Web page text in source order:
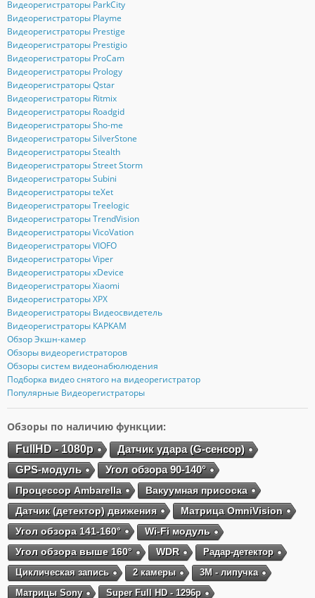
Видеорегистраторы ParkCity
Видеорегистраторы Playme
Видеорегистраторы Prestige
Видеорегистраторы Prestigio
Видеорегистраторы ProCam
Видеорегистраторы Prology
Видеорегистраторы Qstar
Видеорегистраторы Ritmix
Видеорегистраторы Roadgid
Видеорегистраторы Sho-me
Видеорегистраторы SilverStone
Видеорегистраторы Stealth
Видеорегистраторы Street Storm
Видеорегистраторы Subini
Видеорегистраторы teXet
Видеорегистраторы Treelogic
Видеорегистраторы TrendVision
Видеорегистраторы VicoVation
Видеорегистраторы VIOFO
Видеорегистраторы Viper
Видеорегистраторы xDevice
Видеорегистраторы Xiaomi
Видеорегистраторы XPX
Видеорегистраторы Видеосвидетель
Видеорегистраторы КАРКАМ
Обзор Экшн-камер
Обзоры видеорегистраторов
Обзоры систем видеонабюлюдения
Подборка видео снятого на видеорегистратор
Популярные Видеорегистраторы
Обзоры по наличию функции:
FullHD - 1080p
Датчик удара (G-сенсор)
GPS-модуль
Угол обзора 90-140°
Процессор Ambarella
Вакуумная присоска
Датчик (детектор) движения
Матрица OmniVision
Угол обзора 141-160°
Wi-Fi модуль
Угол обзора выше 160°
WDR
Радар-детектор
Циклическая запись
2 камеры 3М - липучка
Матрицы Sony Super Full HD - 1296p